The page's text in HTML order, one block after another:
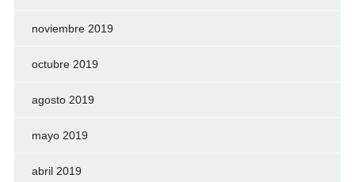
noviembre 2019
octubre 2019
agosto 2019
mayo 2019
abril 2019